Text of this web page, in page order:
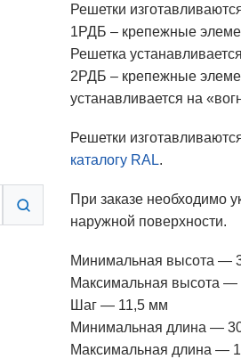
Решетки
1РДБ – крепежные
Решетка
2РДБ – крепежные
устанавливается на
Решетки
каталогу RAL.
При заказе необходимо
наружной поверхности.
Минимальная высота —
Максимальная высота —
Шаг — 11,5 мм
Минимальная длина —
Максимальная длина —